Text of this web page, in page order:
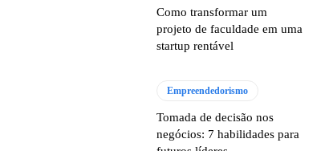
Como transformar um
projeto de faculdade em uma
startup rentável
Empreendedorismo
Tomada de decisão nos
negócios: 7 habilidades para